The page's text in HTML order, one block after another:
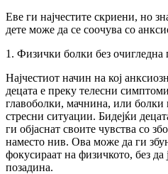
Еве ги најчестите скриени, но
дете може да се соочува со
1. Физички болки без очигледна
Најчестиот начин на кој
децата е преку телесни
главоболки, мачнина, или болки
стресни ситуации. Бидејќи
ги објаснат своите чувства со
наместо нив. Ова може да ги
фокусираат на физичкото, без да
позадина.